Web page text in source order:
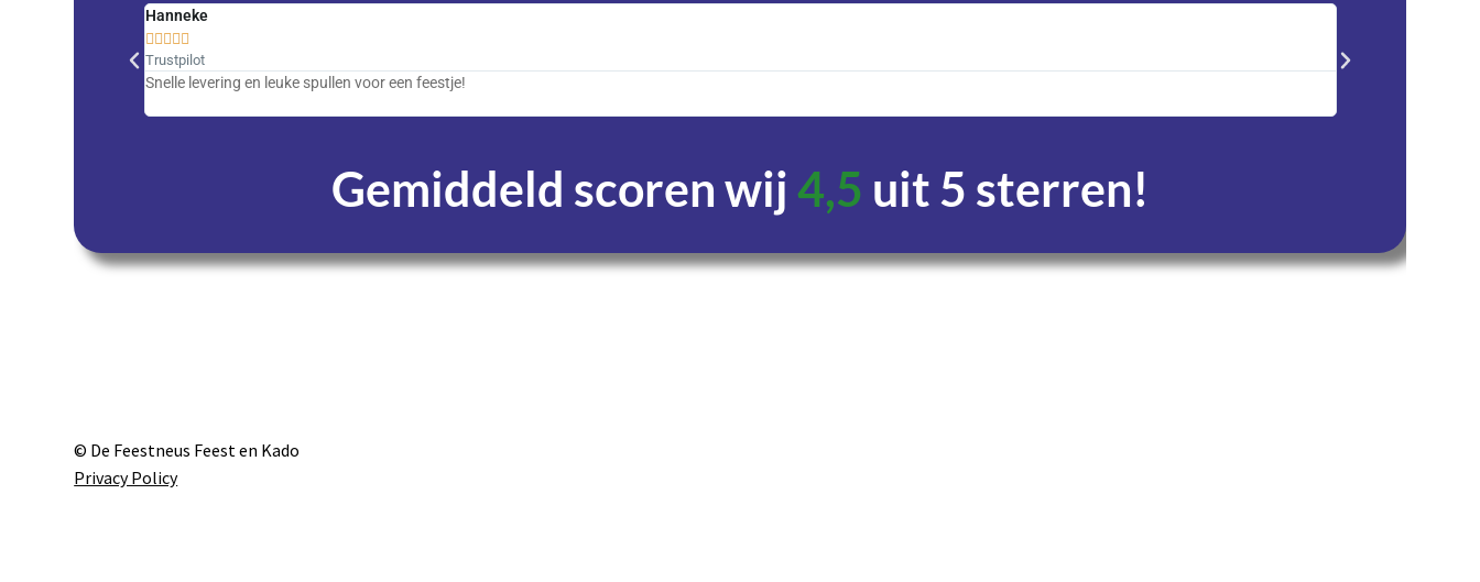
Hanneke
    
Trustpilot
Snelle levering en leuke spullen voor een feestje!
Trustpilot
Gemiddeld scoren wij4,5 uit 5 sterren!
© De Feestneus Feest en Kado
Privacy Policy